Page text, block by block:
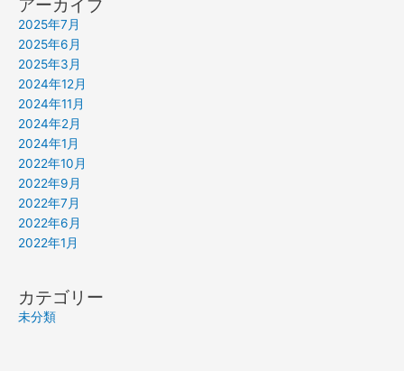
2025年7月
2025年6月
2025年3月
2024年12月
2024年11月
2024年2月
2024年1月
2022年10月
2022年9月
2022年7月
2022年6月
2022年1月
カテゴリー
未分類